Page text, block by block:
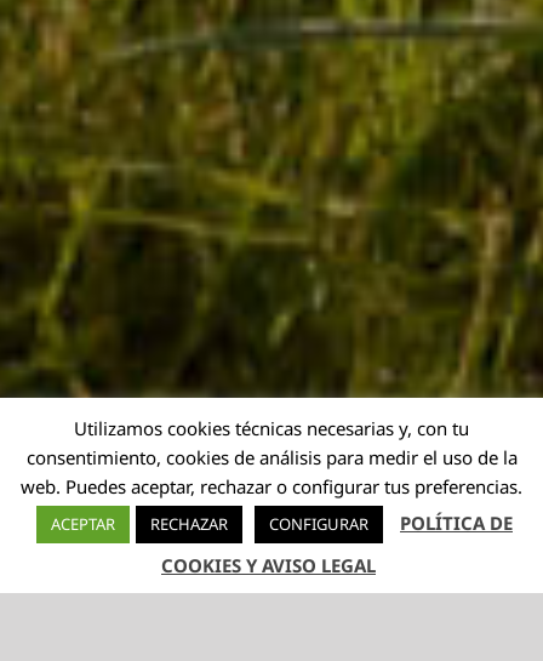
Utilizamos cookies técnicas necesarias y, con tu
consentimiento, cookies de análisis para medir el uso de la
web. Puedes aceptar, rechazar o configurar tus preferencias.
ACEPTAR RECHAZAR CONFIGURAR
POLÍTICA DE
COOKIES Y AVISO LEGAL